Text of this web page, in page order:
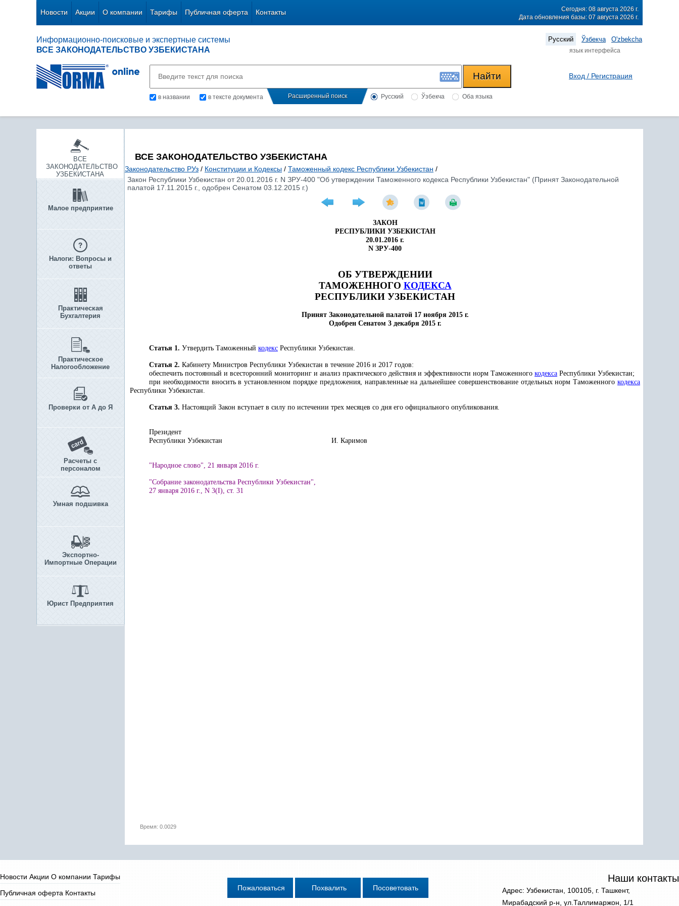
Новости Акции О компании Тарифы Публичная оферта Контакты
Сегодня: 08 августа 2026 г.
Дата обновления базы: 07 августа 2026 г.
Информационно-поисковые и экспертные системы
ВСЕ ЗАКОНОДАТЕЛЬСТВО УЗБЕКИСТАНА
Русский Ўзбекча O'zbekcha
язык интерфейса
в названии в тексте документа Расширенный поиск Русский Ўзбекча Оба языка
Вход / Регистрация
ВСЕ
ЗАКОНОДАТЕЛЬСТВО
УЗБЕКИСТАНА
Малое предприятие
Налоги: Вопросы и
ответы
Практическая
Бухгалтерия
Практическое
Налогообложение
Проверки от А до Я
Расчеты с
персоналом
Умная подшивка
Экспортно-
Импортные Операции
Юрист Предприятия
ВСЕ ЗАКОНОДАТЕЛЬСТВО УЗБЕКИСТАНА
Законодательство РУз / Конституции и Кодексы / Таможенный кодекс Республики Узбекистан /
Закон Республики Узбекистан от 20.01.2016 г. N ЗРУ-400 "Об утверждении Таможенного кодекса Республики Узбекистан" (Принят Законодательной
палатой 17.11.2015 г., одобрен Сенатом 03.12.2015 г.)
ЗАКОН
РЕСПУБЛИКИ УЗБЕКИСТАН
20.01.2016 г.
N ЗРУ-400
ОБ УТВЕРЖДЕНИИ
ТАМОЖЕННОГО КОДЕКСА
РЕСПУБЛИКИ УЗБЕКИСТАН
Принят Законодательной палатой 17 ноября 2015 г.
Одобрен Сенатом 3 декабря 2015 г.
Статья 1. Утвердить Таможенный кодекс Республики Узбекистан.
Статья 2. Кабинету Министров Республики Узбекистан в течение 2016 и 2017 годов:
обеспечить постоянный и всесторонний мониторинг и анализ практического действия и эффективности норм Таможенного кодекса Республики Узбекистан;
при необходимости вносить в установленном порядке предложения, направленные на дальнейшее совершенствование отдельных норм Таможенного кодекса
Республики Узбекистан.
Статья 3. Настоящий Закон вступает в силу по истечении трех месяцев со дня его официального опубликования.
Президент
Республики Узбекистан И. Каримов
"Народное слово", 21 января 2016 г.
"Собрание законодательства Республики Узбекистан",
27 января 2016 г., N 3(I), ст. 31
Время: 0.0029
Новости Акции О компании Тарифы
Публичная оферта Контакты
Наши контакты
Адрес: Узбекистан, 100105, г. Ташкент,
Мирабадский р-н, ул.Таллимаржон, 1/1